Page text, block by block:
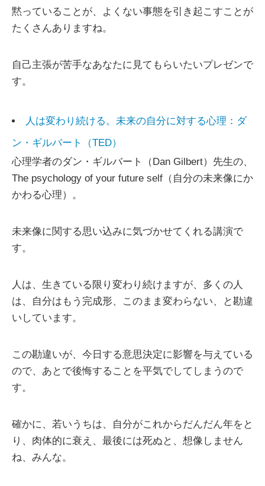
黙っていることが、よくない事態を引き起こすことが
たくさんありますね。
自己主張が苦手なあなたに見てもらいたいプレゼンで
す。
人は変わり続ける。未来の自分に対する心理：ダ
ン・ギルバート（TED）
心理学者のダン・ギルバート（Dan Gilbert）先生の、
The psychology of your future self（自分の未来像にか
かわる心理）。
未来像に関する思い込みに気づかせてくれる講演で
す。
人は、生きている限り変わり続けますが、多くの人
は、自分はもう完成形、このまま変わらない、と勘違
いしています。
この勘違いが、今日する意思決定に影響を与えている
ので、あとで後悔することを平気でしてしまうので
す。
確かに、若いうちは、自分がこれからだんだん年をと
り、肉体的に衰え、最後には死ぬと、想像しません
ね、みんな。